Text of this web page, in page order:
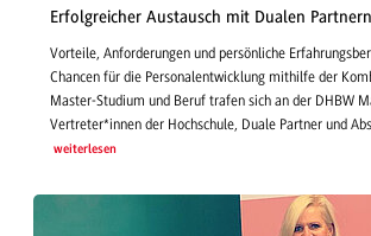
Erfolgreicher Austausch mit Dualen Partnern
Vorteile, Anforderungen und persönliche
Chancen für die Personalentwicklung mithilfe der
Master-Studium und Beruf trafen sich an der DHBW
Vertreter*innen der Hochschule, Duale Partner und
weiterlesen